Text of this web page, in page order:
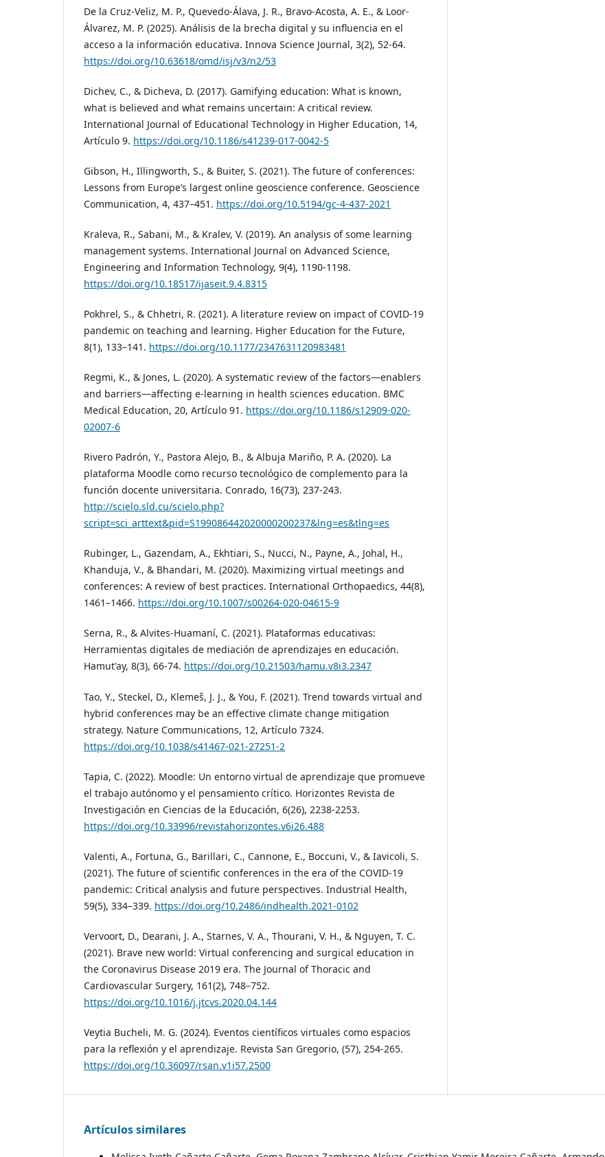
De la Cruz-Veliz, M. P., Quevedo-Álava, J. R., Bravo-Acosta, A. E., & Loor-
Álvarez, M. P. (2025). Análisis de la brecha digital y su influencia en el
acceso a la información educativa. Innova Science Journal, 3(2), 52-64.
https://doi.org/10.63618/omd/isj/v3/n2/53
Dichev, C., & Dicheva, D. (2017). Gamifying education: What is known,
what is believed and what remains uncertain: A critical review.
International Journal of Educational Technology in Higher Education, 14,
Artículo 9. https://doi.org/10.1186/s41239-017-0042-5
Gibson, H., Illingworth, S., & Buiter, S. (2021). The future of conferences:
Lessons from Europe’s largest online geoscience conference. Geoscience
Communication, 4, 437–451. https://doi.org/10.5194/gc-4-437-2021
Kraleva, R., Sabani, M., & Kralev, V. (2019). An analysis of some learning
management systems. International Journal on Advanced Science,
Engineering and Information Technology, 9(4), 1190-1198.
https://doi.org/10.18517/ijaseit.9.4.8315
Pokhrel, S., & Chhetri, R. (2021). A literature review on impact of COVID-19
pandemic on teaching and learning. Higher Education for the Future,
8(1), 133–141. https://doi.org/10.1177/2347631120983481
Regmi, K., & Jones, L. (2020). A systematic review of the factors—enablers
and barriers—affecting e-learning in health sciences education. BMC
Medical Education, 20, Artículo 91. https://doi.org/10.1186/s12909-020-
02007-6
Rivero Padrón, Y., Pastora Alejo, B., & Albuja Mariño, P. A. (2020). La
plataforma Moodle como recurso tecnológico de complemento para la
función docente universitaria. Conrado, 16(73), 237-243.
http://scielo.sld.cu/scielo.php?
script=sci_arttext&pid=S199086442020000200237&lng=es&tlng=es
Rubinger, L., Gazendam, A., Ekhtiari, S., Nucci, N., Payne, A., Johal, H.,
Khanduja, V., & Bhandari, M. (2020). Maximizing virtual meetings and
conferences: A review of best practices. International Orthopaedics, 44(8),
1461–1466. https://doi.org/10.1007/s00264-020-04615-9
Serna, R., & Alvites-Huamaní, C. (2021). Plataformas educativas:
Herramientas digitales de mediación de aprendizajes en educación.
Hamut'ay, 8(3), 66-74. https://doi.org/10.21503/hamu.v8i3.2347
Tao, Y., Steckel, D., Klemeš, J. J., & You, F. (2021). Trend towards virtual and
hybrid conferences may be an effective climate change mitigation
strategy. Nature Communications, 12, Artículo 7324.
https://doi.org/10.1038/s41467-021-27251-2
Tapia, C. (2022). Moodle: Un entorno virtual de aprendizaje que promueve
el trabajo autónomo y el pensamiento crítico. Horizontes Revista de
Investigación en Ciencias de la Educación, 6(26), 2238-2253.
https://doi.org/10.33996/revistahorizontes.v6i26.488
Valenti, A., Fortuna, G., Barillari, C., Cannone, E., Boccuni, V., & Iavicoli, S.
(2021). The future of scientific conferences in the era of the COVID-19
pandemic: Critical analysis and future perspectives. Industrial Health,
59(5), 334–339. https://doi.org/10.2486/indhealth.2021-0102
Vervoort, D., Dearani, J. A., Starnes, V. A., Thourani, V. H., & Nguyen, T. C.
(2021). Brave new world: Virtual conferencing and surgical education in
the Coronavirus Disease 2019 era. The Journal of Thoracic and
Cardiovascular Surgery, 161(2), 748–752.
https://doi.org/10.1016/j.jtcvs.2020.04.144
Veytia Bucheli, M. G. (2024). Eventos científicos virtuales como espacios
para la reflexión y el aprendizaje. Revista San Gregorio, (57), 254-265.
https://doi.org/10.36097/rsan.v1i57.2500
Artículos similares